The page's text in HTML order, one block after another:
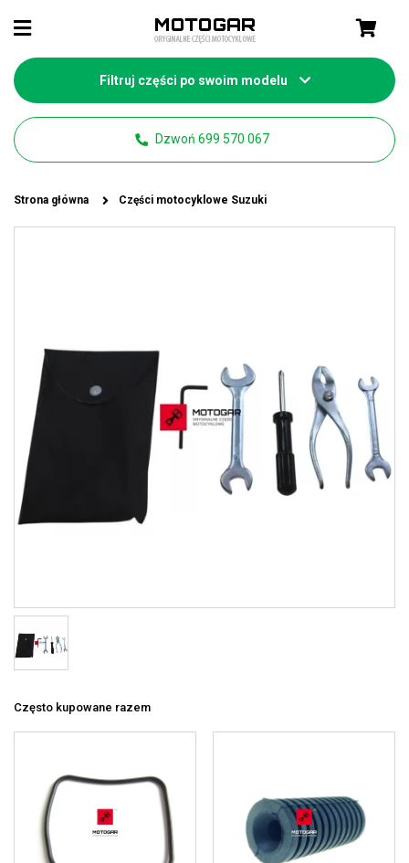
Filtruj części po swoim modelu
Dzwoń 699 570 067
Strona główna Części motocyklowe Suzuki
Często kupowane razem